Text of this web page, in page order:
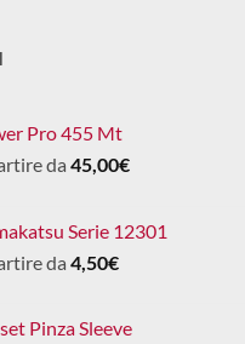
Pro 455 Mt
da 45,00€
Serie 12301
da 4,50€
Pinza Sleeve